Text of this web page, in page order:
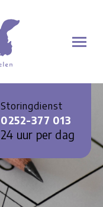
Storingdienst
0252-377 013
24 uur per dag